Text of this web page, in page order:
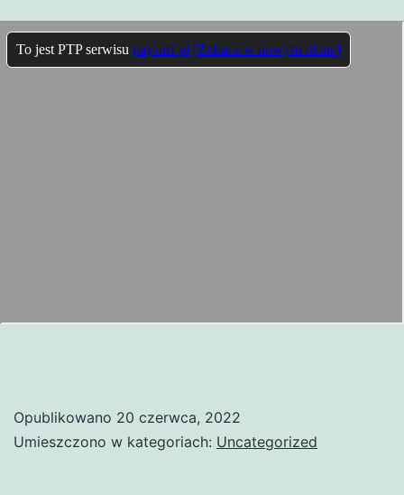
Opublikowano 20 czerwca, 2022
Umieszczono w kategoriach: Uncategorized